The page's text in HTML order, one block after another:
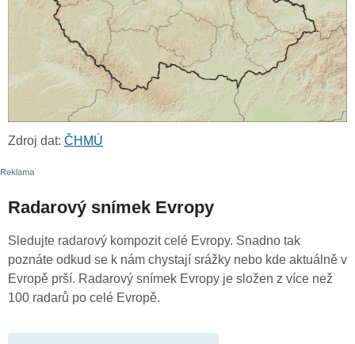
Zdroj dat: ČHMÚ
Radarový snímek Evropy
Sledujte radarový kompozit celé Evropy. Snadno tak
poznáte odkud se k nám chystají srážky nebo kde aktuálně v
Evropě prší. Radarový snímek Evropy je složen z více než
100 radarů po celé Evropě.